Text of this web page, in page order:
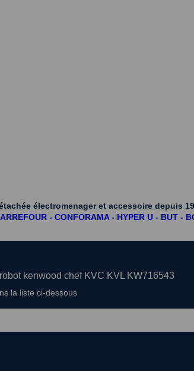
électromenager et accessoire depuis
- CONFORAMA - HYPER U - BUT -
kenwood chef KVC KVL KW716543
la liste ci-dessous